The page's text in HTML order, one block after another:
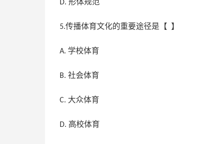
D. 形体规范
5.传播体育文化的重要途径是【 】
A. 学校体育
B. 社会体育
C. 大众体育
D. 高校体育